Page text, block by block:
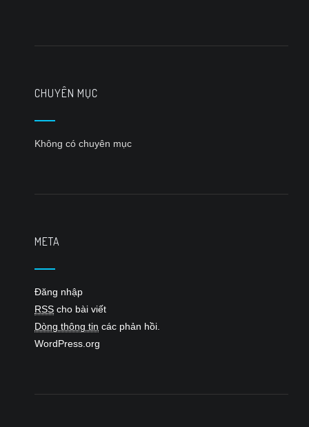
CHUYÊN MỤC
Không có chuyên mục
META
Đăng nhập
RSS cho bài viết
Dòng thông tin các phản hồi.
WordPress.org